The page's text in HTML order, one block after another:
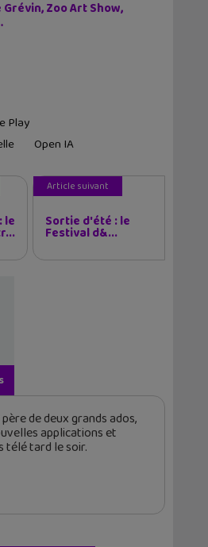
Zoo Art Show,
Play
Open IA
le
Article suivant
Sortie d'été : le
Festival d&...
de deux grands ados,
applications et
télé tard le soir.